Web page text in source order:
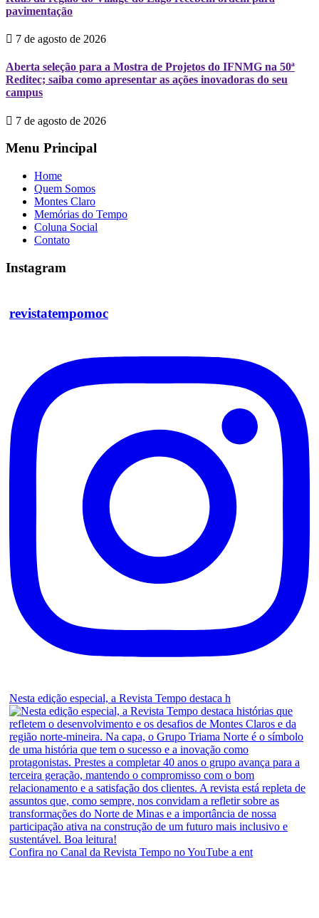
pavimentação
7 de agosto de 2026
Aberta seleção para a Mostra de Projetos do IFNMG na 50ª
Reditec; saiba como apresentar as ações inovadoras do seu
campus
7 de agosto de 2026
Menu Principal
Home
Quem Somos
Montes Claro
Memórias do Tempo
Coluna Social
Contato
Instagram
revistatempomoc
Nesta edição especial, a Revista Tempo destaca h
Confira no Canal da Revista Tempo no YouTube a ent